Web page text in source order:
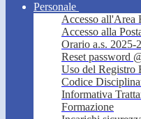
Personale
Accesso all'Area
Accesso alla
Orario a.s. 2025-
Reset password
Uso del Registro
Codice
Informativa
Formazione